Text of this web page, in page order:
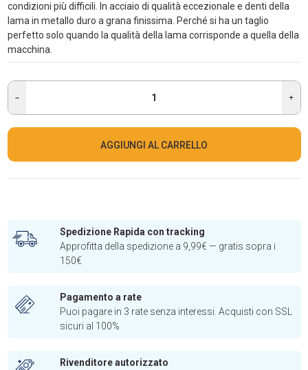
condizioni più difficili. In acciaio di qualità eccezionale e denti della
lama in metallo duro a grana finissima. Perché si ha un taglio
perfetto solo quando la qualità della lama corrisponde a quella della
macchina.
AGGIUNGI AL CARRELLO
Spedizione Rapida con tracking
Approfitta della spedizione a 9,99€ — gratis sopra i
150€
Pagamento a rate
Puoi pagare in 3 rate senza interessi. Acquisti con SSL
sicuri al 100%
Rivenditore autorizzato